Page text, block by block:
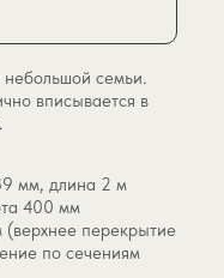
мм, длина 2 м
400 мм
перекрытие
по сечениям
семьи.
вписывается в